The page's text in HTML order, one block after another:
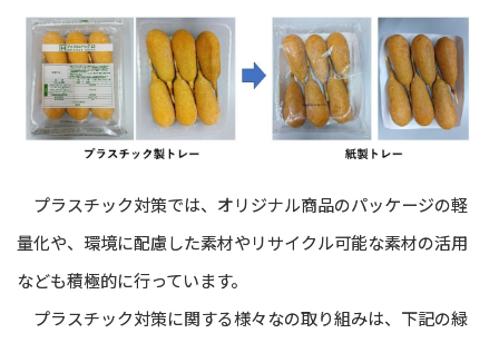
プラスチック対策では、オリジナル商品のパッケージの軽
量化や、環境に配慮した素材やリサイクル可能な素材の活用
なども積極的に行っています。
プラスチック対策に関する様々なの取り組みは、下記の緑